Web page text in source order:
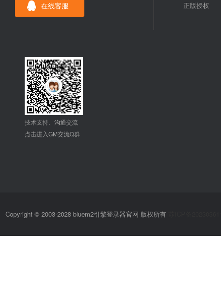
在线客服
正版授权
技术支持、沟通交流
点击进入GM交流Q群
Copyright © 2003-2028 bluem2引擎登录器官网 版权所有